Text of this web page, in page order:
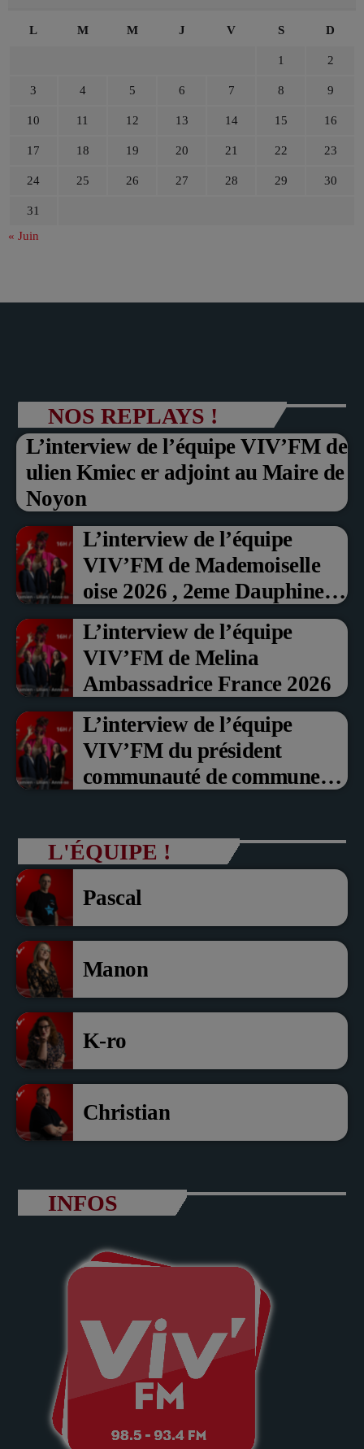
L M M J V S D
1 2
3 4 5 6 7 8 9
10 11 12 13 14 15 16
17 18 19 20 21 22 23
24 25 26 27 28 29 30
31
« Juin
NOS REPLAYS !
L’interview de l’équipe VIV’FM de
ulien Kmiec er adjoint au Maire de
Noyon
L’interview de l’équipe
VIV’FM de Mademoiselle
oise 2026 , 2eme Dauphine et
Prix du Public , Marche aux
fruits rouge Noyon 2026
L’interview de l’équipe
VIV’FM de Melina
Ambassadrice France 2026
L’interview de l’équipe
VIV’FM du président
communauté de communes
président com de com
L'ÉQUIPE !
Pascal
Manon
K-ro
Christian
INFOS